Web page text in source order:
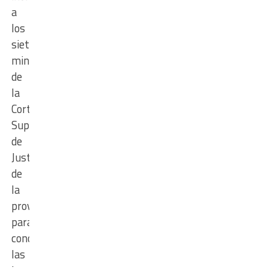
a
los
siete
ministros
de
la
Corte
Suprema
de
Justicia
de
la
provincia
para
conocer
las